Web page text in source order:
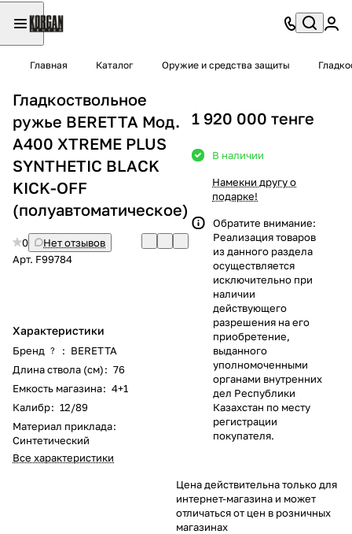
Главная Каталог Оружие и средства защиты
Гладкоствольное
ружье BERETTA Moд.
A400 XTREME PLUS
SYNTHETIC BLACK
KICK-OFF
(полуавтоматическое)
0
Нет отзывов
Арт. F99784
Характеристики
Бренд ? : BERETTA
Длина ствола (см): 76
Емкость магазина: 4+1
Калибр: 12/89
Материал приклада:
Синтетический
Все характеристики
1 920 000 тенге
В наличии
Намекни другу о
подарке!
Обратите внимание:
Реализация товаров
из данного раздела
осуществляется
исключительно при
наличии
действующего
разрешения на его
приобретение,
выданного
уполномоченными
органами внутренних
дел Республики
Казахстан по месту
регистрации
покупателя.
Цена действительна только для
интернет-магазина и может
отличаться от цен в розничных
магазинах